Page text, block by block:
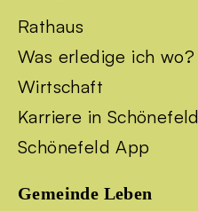
Rathaus
Was erledige ich wo?
Wirtschaft
Karriere in Schönefeld
Schönefeld App
Gemeinde Leben